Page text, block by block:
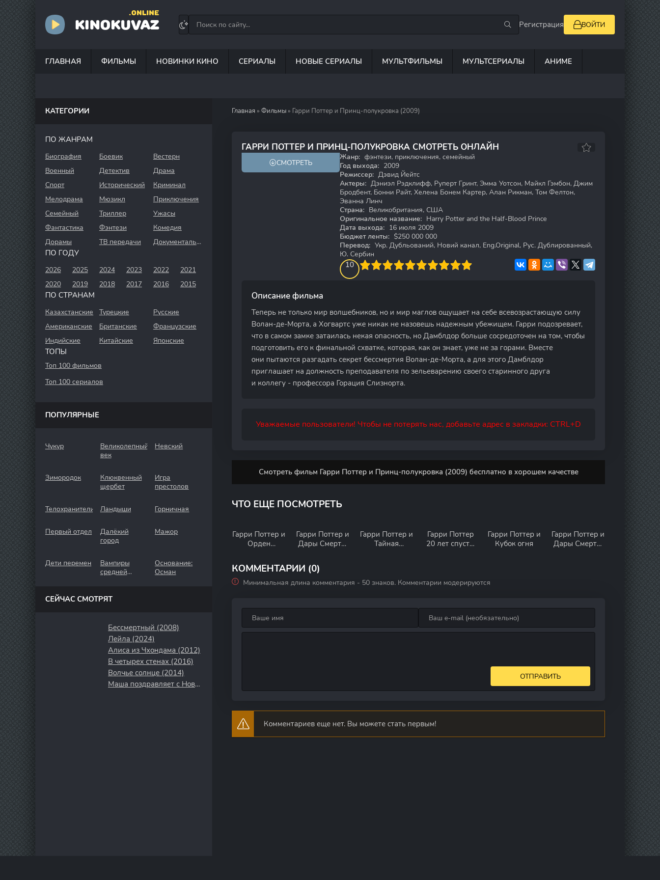
KINOKUVAZ
.ONLINE
Регистрация ВОЙТИ
ГЛАВНАЯ ФИЛЬМЫ НОВИНКИ КИНО СЕРИАЛЫ НОВЫЕ СЕРИАЛЫ МУЛЬТФИЛЬМЫ МУЛЬТСЕРИАЛЫ АНИМЕ
Главная » Фильмы » Гарри Поттер и Принц-полукровка (2009)
ГАРРИ ПОТТЕР И ПРИНЦ-ПОЛУКРОВКА СМОТРЕТЬ ОНЛАЙН
7.8 7.6
СМОТРЕТЬ
Жанр: фэнтези, приключения, семейный
Год выхода: 2009
Режиссер: Дэвид Йейтс
Актеры: Дэниэл Рэдклифф, Руперт Гринт, Эмма Уотсон, Майкл Гэмбон, Джим
Бродбент, Бонни Райт, Хелена Бонем Картер, Алан Рикман, Том Фелтон,
Эванна Линч
Страна: Великобритания, США
Оригинальное название: Harry Potter and the Half-Blood Prince
Дата выхода: 16 июля 2009
Бюджет ленты: $250 000 000
Перевод: Укр. Дубльований, Новий канал, Eng.Original, Рус. Дублированный,
Ю. Сербин
10
4 5 6 7 8 9 10
Описание фильма
Теперь не только мир волшебников, но и мир маглов ощущает на себе всевозрастающую силу
Волан-де-Морта, а Хогвартс уже никак не назовешь надежным убежищем. Гарри подозревает,
что в самом замке затаилась некая опасность, но Дамблдор больше сосредоточен на том, чтобы
подготовить его к финальной схватке, которая, как он знает, уже не за горами. Вместе
они пытаются разгадать секрет бессмертия Волан-де-Морта, а для этого Дамблдор
приглашает на должность преподавателя по зельеварению своего старинного друга
и коллегу - профессора Горация Слизнорта.
Уважаемые пользователи! Чтобы не потерять нас, добавьте адрес в закладки: CTRL+D
Смотреть фильм Гарри Поттер и Принц-полукровка (2009) бесплатно в хорошем качестве
ЧТО ЕЩЕ ПОСМОТРЕТЬ
Гарри Поттер и
Орден
Гарри Поттер и
Дары Смерти:
Гарри Поттер и
Тайная
Гарри Поттер
20 лет спустя:
Гарри Поттер и
Кубок огня
Гарри Поттер и
Дары Смерти:
КОММЕНТАРИИ (0)
Минимальная длина комментария - 50 знаков. Комментарии модерируются
ОТПРАВИТЬ
Комментариев еще нет. Вы можете стать первым!
КАТЕГОРИИ
ПО ЖАНРАМ
Биография Боевик
Вестерн
Военный
Детектив
Драма
Спорт
Исторический
Криминал
Мелодрама
Мюзикл
Приключения
Семейный
Триллер
Ужасы
Фантастика
Фэнтези
Комедия
Дорамы
ТВ передачи Документальный
ПО ГОДУ
2026 2025 2024 2023 2022
2021
2020
2019 2018 2017 2016 2015
ПО СТРАНАМ
Казахстанские Турецкие
Русские
Американские
Британские
Французские
Индийские
Китайские Японские
ТОПЫ
Топ 100 фильмов
Топ 100 сериалов
ПОПУЛЯРНЫЕ
Чукур
Великолепный
век
Невский
Зимородок
Клюквенный
щербет
Игра
престолов
Телохранители Ландыши Горничная
Первый отдел
Далёкий
город
Мажор
Дети перемен
Вампиры
средней
Основание:
Осман
СЕЙЧАС СМОТРЯТ
Бессмертный (2008)
Лейла (2024)
Алиса из Чхондама (2012)
В четырех стенах (2016)
Волчье солнце (2014)
Маша поздравляет с Новым Годом и Рождеством (2017)